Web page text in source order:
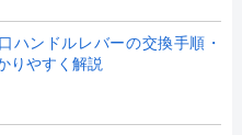
ハンドルレバーの交換手順・
りやすく解説